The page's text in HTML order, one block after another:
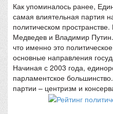
Как упоминалось ранее,
самая влиятельная партия
политическом
Медведев и Владимир
что именно это
основные направления
Начиная с 2003 года,
парламентское
партии – центризм и